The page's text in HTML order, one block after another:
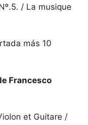
/ La musique
más 10
Francesco
et Guitare /